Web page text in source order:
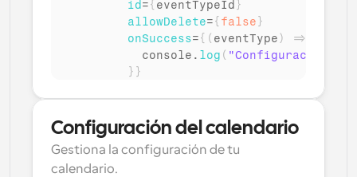
id={ eventTypeId }
allowDelete={ false }
onSuccess={ ( eventType ) =>
console . log ( "Configuración
} }
);
Configuración del calendario
Gestiona la configuración de tu
calendario.